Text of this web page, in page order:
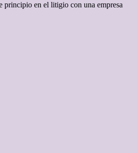
principio en el litigio con una empresa